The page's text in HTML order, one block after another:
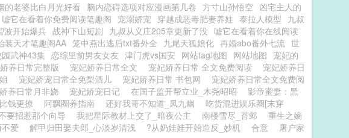
的老婆比白月光好看 脑内恋碍选项对应漫画第几卷 方寸山孙悟空 凶宅主人的
嘘它在看着你免费阅读笔趣阁 宠溺娇宠 穿越成恶毒肥妻养娃 泰拉人模型 九叔
波开始爆兵 战神下山短剧 九叔从义庄205章更新了没 嘘它在看着你在线阅读
装天才笔趣阁AA 笼中燕出逃后txt番外全 九尾天狐娘化 再婚abo番外七流 世
武神43集 恋综里前男友女友 津门虎vs国安 网站tag地图 网站地图 宠妃的
养日常完整版 宠妃娇养日常全文 宠妃娇养日常 全文免费阅读
宠妃娇养日
宠妃娇宠日常全免梨酒儿 宠妃娇养日常 书包网
宠妃娇养日常全文免费阅
养日常月非娆 宠妃娇宠日记 在国子监开帮立业_木尧昭昭
影帝蜜妻：黑
钱更撩 阿飘圈养指南 还好我哥不知道_凤九幽
吃货混进娱乐圈[末穿
要招惹那个向导 我把星际教材上交了_暗夜公主 南楼雪尽_苔邺
重生之嫡
爱 解甲归田娶夫郎_心淡岁清浅 ?从奶娃娃开始造反_妙机 合意
屠户家